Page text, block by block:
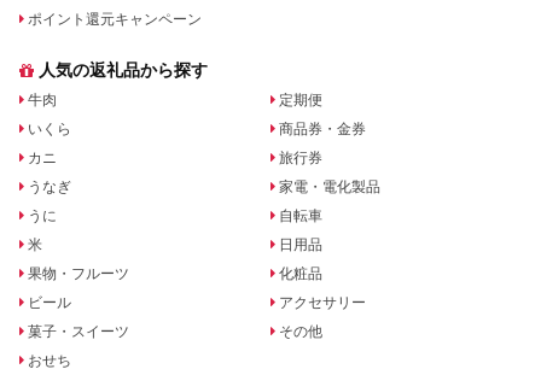
ポイント還元キャンペーン
人気の返礼品から探す
牛肉
いくら
カニ
うなぎ
うに
米
果物・フルーツ
ビール
菓子・スイーツ
おせち
定期便
商品券・金券
旅行券
家電・電化製品
自転車
日用品
化粧品
アクセサリー
その他